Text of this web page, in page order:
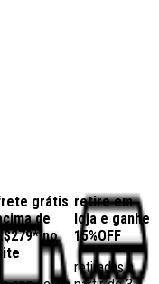
grátis
de
no
retire em
loja e ganhe
15%OFF
retiradas a